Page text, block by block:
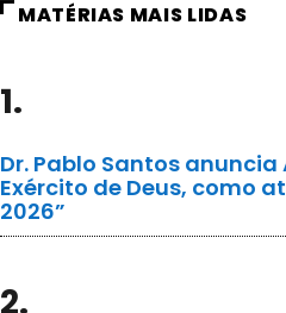
MATÉRIAS MAIS LIDAS
1.
Dr. Pablo Santos
Exército de Deus, como
2026”
2.